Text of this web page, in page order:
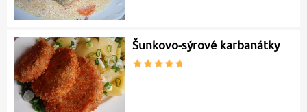
Šunkovo-sýrové karbanátky